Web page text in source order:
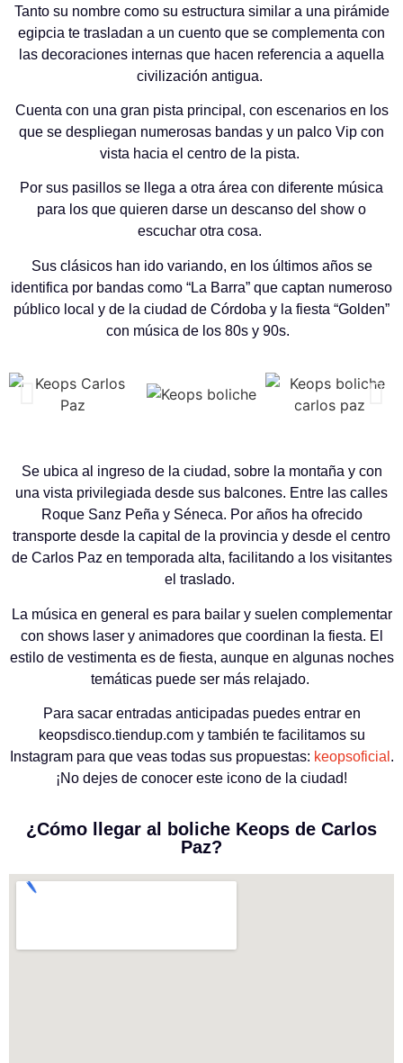
Tanto su nombre como su estructura similar a una pirámide
egipcia te trasladan a un cuento que se complementa con
las decoraciones internas que hacen referencia a aquella
civilización antigua.
Cuenta con una gran pista principal, con escenarios en los
que se despliegan numerosas bandas y un palco Vip con
vista hacia el centro de la pista.
Por sus pasillos se llega a otra área con diferente música
para los que quieren darse un descanso del show o
escuchar otra cosa.
Sus clásicos han ido variando, en los últimos años se
identifica por bandas como “La Barra” que captan numeroso
público local y de la ciudad de Córdoba y la fiesta “Golden”
con música de los 80s y 90s.
Se ubica al ingreso de la ciudad, sobre la montaña y con
una vista privilegiada desde sus balcones. Entre las calles
Roque Sanz Peña y Séneca. Por años ha ofrecido
transporte desde la capital de la provincia y desde el centro
de Carlos Paz en temporada alta, facilitando a los visitantes
el traslado.
La música en general es para bailar y suelen complementar
con shows laser y animadores que coordinan la fiesta. El
estilo de vestimenta es de fiesta, aunque en algunas noches
temáticas puede ser más relajado.
Para sacar entradas anticipadas puedes entrar en
keopsdisco.tiendup.com y también te facilitamos su
Instagram para que veas todas sus propuestas: keopsoficial .
¡No dejes de conocer este icono de la ciudad!
¿Cómo llegar al boliche Keops de Carlos
Paz?